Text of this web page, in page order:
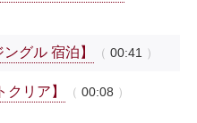
グル 宿泊】 00:41
リア】 00:08